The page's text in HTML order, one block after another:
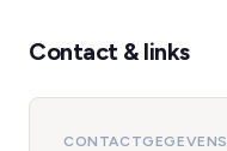
Contact & links
CONTACTGEGEVENS